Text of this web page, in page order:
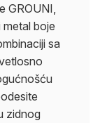
GROUNI,
boje
sa
zidnog